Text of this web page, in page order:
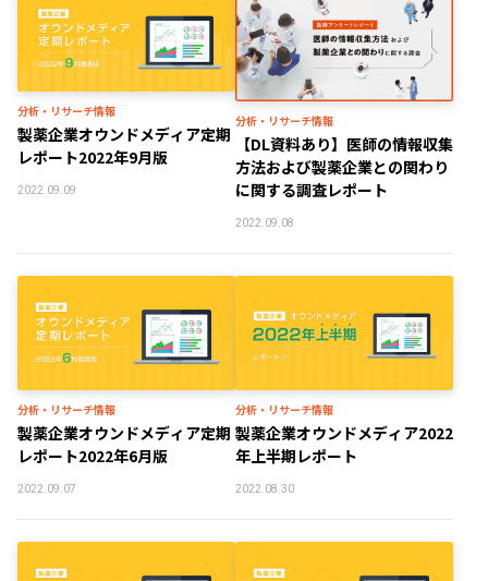
分析・リサーチ情報
製薬企業オウンドメディア定期
レポート2022年9月版
2022.09.09
分析・リサーチ情報
【DL資料あり】医師の情報収集
方法および製薬企業との関わり
に関する調査レポート
2022.09.08
分析・リサーチ情報
製薬企業オウンドメディア定期
レポート2022年6月版
2022.09.07
分析・リサーチ情報
製薬企業オウンドメディア2022
年上半期レポート
2022.08.30